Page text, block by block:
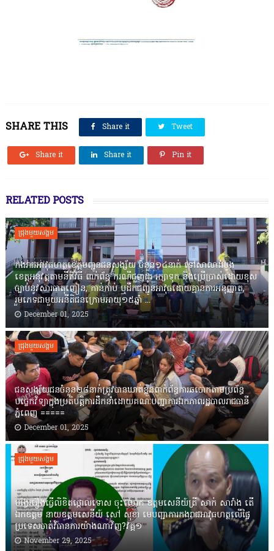
SHARE THIS Share it Tweet
Share it Share it Pin it
RELATED POSTS
ជ្រុងមួយសង្គម
កងរាជឣាវុធហត្ថខេត្តបញ្ជូនជនសង្ស័យ ចំនួន១៤នាក់ ទៅសាលាដំបូង
ខេត្តឣនុវត្តតាមនីតិវិធី ពាក់ព័ន្ធ ករណីជួញដូរ រក្សាទុក និងប្រើប្រាស់ដោយខុស
ច្បាប់នូវសារធាតុញៀន, កាន់កាប់ ឬដឹកជញ្ជូនអាវុធដោយគ្មានការអនុញ្ញាត,
រួមភេទជាមួយអនីតិជនក្រោមអាយុ១៥ឆ្នាំ ...
December 01, 2025
ជ្រុងមួយសង្គម
ជនសង្ស័យជនចំនួន២៨នាក់ត្រូវបានឃាត់ខ្លួនពាក់ព័ន្ធការឆបោកតាមប្រព័ន្ធ
បច្ចេកវិទ្យាក្នុងប្រតិបត្តិការដឹកនាំដោយគណៈបញ្ជាការឯកភាពរដ្ឋបាលរាជធានី
ភ្នំពេញ ‎=====
December 01, 2025
ជ្រុងមួយសង្គម
បង្វែររឿងធ្វើលិខិតថ្កោលទោស ចុះលោក ឧត្តមសេនីយ៍ត្រី សាក់ សារាំង តើ
ឯកឧត្តម នាយឧត្តមសេនីយ៍ សៅ សុខា មេបញ្ជាការកងរាជអាវុធហត្ថលើផ្ទៃ
ប្រទេសចាត់វិធានការយ៉ាងណាវិញ?វគ្គ១
November 29, 2025